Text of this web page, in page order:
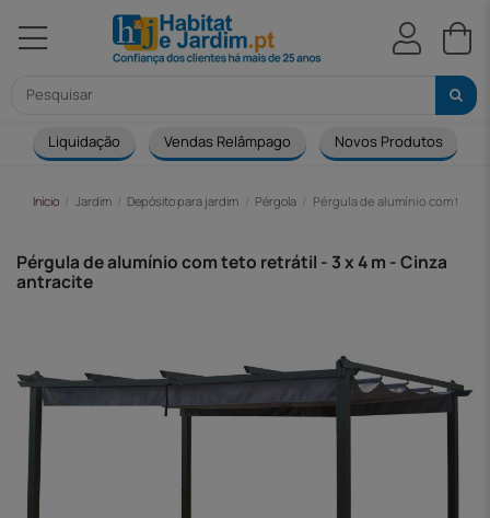
Liquidação Vendas Relâmpago Novos Produtos
Início Jardim Depósito para jardim Pérgola Pérgula de alumínio com teto
Pérgula de alumínio com teto retrátil - 3 x 4 m - Cinza
antracite